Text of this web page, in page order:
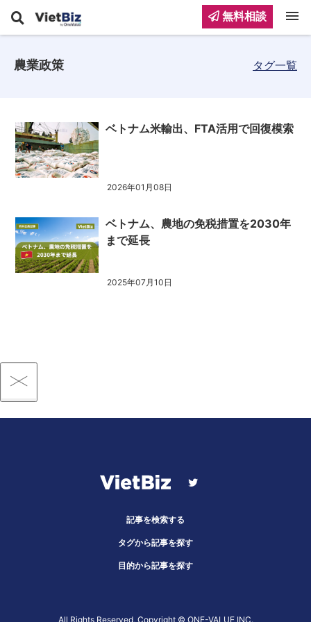
農業政策 タグ一覧
ベトナム米輸出、FTA活用で回復模索
2026年01月08日
ベトナム、農地の免税措置を2030年
まで延長
2025年07月10日
記事を検索する
タグから記事を探す
目的から記事を探す
All Rights Reserved, Copyright ©︎ ONE-VALUE INC.
無料相談 menu